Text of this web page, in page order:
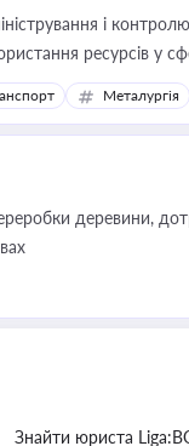
і
ресурсів у
Металургія
деревини,
Знайти юриста